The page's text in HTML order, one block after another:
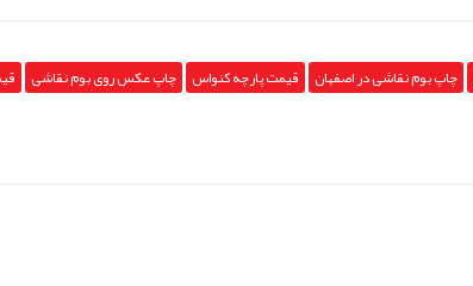
چاپ بوم نقاشی در اصفهان قیمت پارچه کنواس چاپ عکس روی بوم نقاشی